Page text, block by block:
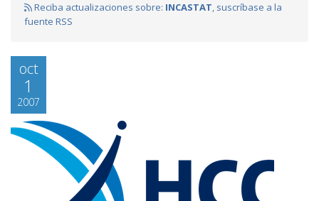
Reciba actualizaciones sobre: INCASTAT, suscríbase a la
fuente RSS
oct
1
2007